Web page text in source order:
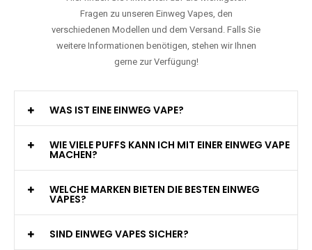
Fragen zu unseren Einweg Vapes, den
verschiedenen Modellen und dem Versand. Falls Sie
weitere Informationen benötigen, stehen wir Ihnen
gerne zur Verfügung!
WAS IST EINE EINWEG VAPE?
WIE VIELE PUFFS KANN ICH MIT EINER EINWEG VAPE
MACHEN?
WELCHE MARKEN BIETEN DIE BESTEN EINWEG
VAPES?
SIND EINWEG VAPES SICHER?